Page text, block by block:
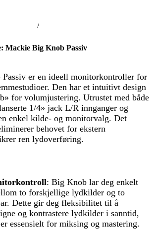
/
Mackie Big Knob Passiv
er en ideell monitorkontroller for
Den har et intuitivt design
for volumjustering. Utrustet med både
1/4» jack L/R innganger og
enkel kilde- og monitorvalg. Det
behovet for ekstern
ren lydoverføring.
: Big Knob lar deg enkelt
to forskjellige lydkilder og to
Dette gir deg fleksibilitet til å
og kontrastere lydkilder i sanntid,
essensielt for miksing og mastering.